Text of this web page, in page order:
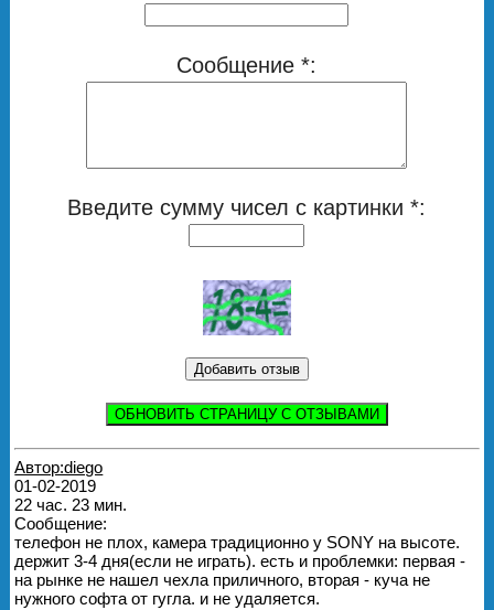
Сообщение *:
Введите сумму чисел с картинки *:
ОБНОВИТЬ СТРАНИЦУ С ОТЗЫВАМИ
Автор:diego
01-02-2019
22 час. 23 мин.
Сообщение:
телефон не плох, камера традиционно у SONY на высоте.
держит 3-4 дня(если не играть). есть и проблемки: первая -
на рынке не нашел чехла приличного, вторая - куча не
нужного софта от гугла. и не удаляется.